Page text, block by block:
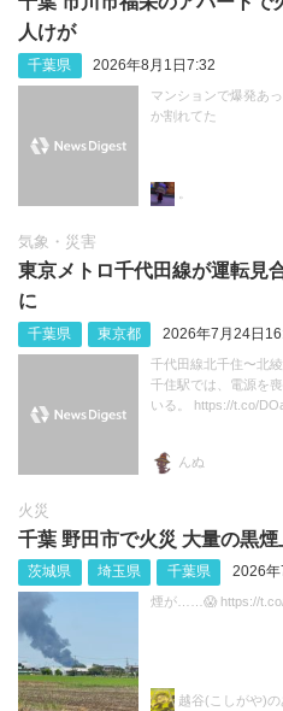
人けが
千葉県 2026年8月1日7:32
マンションで爆発あ
か割れてた
気象・災害
東京メトロ千代田線が運転見
に
千葉県 東京都 2026年7月24日
千代田線北千住〜北
千住駅では、電源を
いる。 https://t.co/
んぬ
火災
千葉 野田市で火災 大量の黒煙
茨城県 埼玉県 千葉県 2026
煙が……😱 https://
越谷(こしがや)の